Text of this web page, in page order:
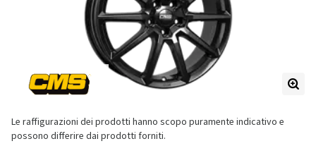
Le raffigurazioni dei prodotti hanno scopo puramente indicativo e
possono differire dai prodotti forniti.